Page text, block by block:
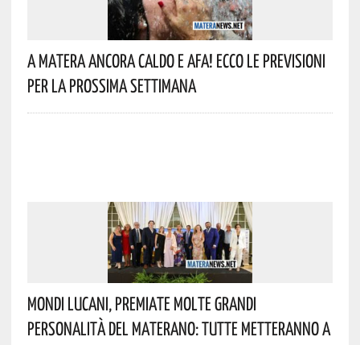
A Matera Ancora Caldo E Afa! Ecco Le Previsioni
Per La Prossima Settimana
Mondi Lucani, Premiate Molte Grandi
Personalità Del Materano: Tutte Metteranno A